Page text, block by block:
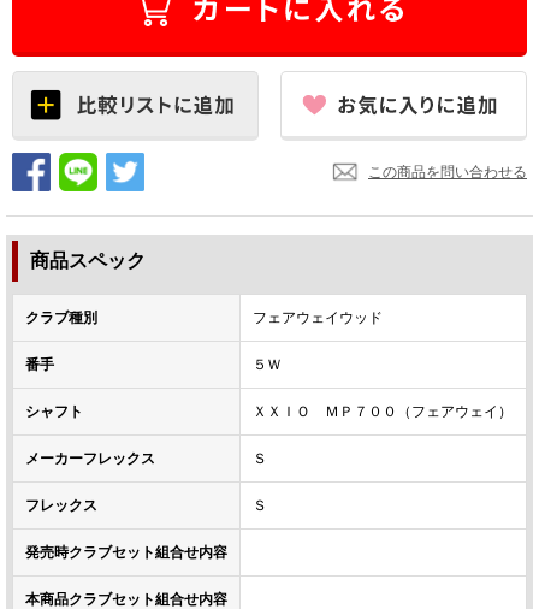
この商品を問い合わせる
商品スペック
クラブ種別 フェアウェイウッド
番手 ５Ｗ
シャフト ＸＸＩＯ ＭＰ７００（フェアウェイ）
メーカーフレックス Ｓ
フレックス Ｓ
発売時クラブセット組合せ内容
本商品クラブセット組合せ内容